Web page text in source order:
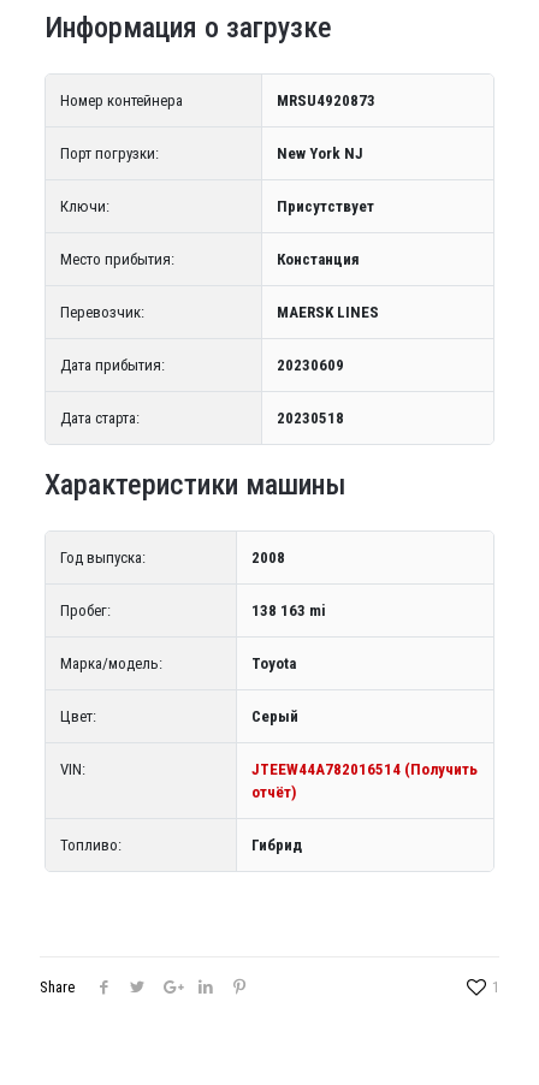
Информация о загрузке
Номер контейнера MRSU4920873
Порт погрузки: New York NJ
Ключи: Присутствует
Место прибытия: Констанция
Перевозчик: MAERSK LINES
Дата прибытия: 20230609
Дата старта: 20230518
Характеристики машины
Год выпуска: 2008
Пробег: 138 163 mi
Марка/модель: Toyota
Цвет: Серый
VIN:
JTEEW44A782016514 (Получить
отчёт)
Топливо: Гибрид
Share 1